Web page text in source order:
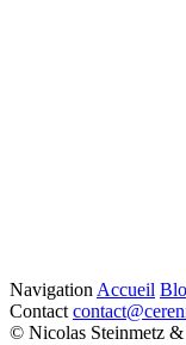
NavigationAccueil
Contact
© Nicolas Steinmetz &